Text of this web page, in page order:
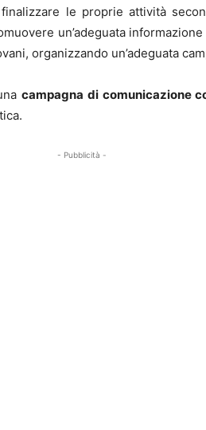
le proprie attività
un’adeguata
organizzando un’adeguata
campagna di comunicazione
- Pubblicità -